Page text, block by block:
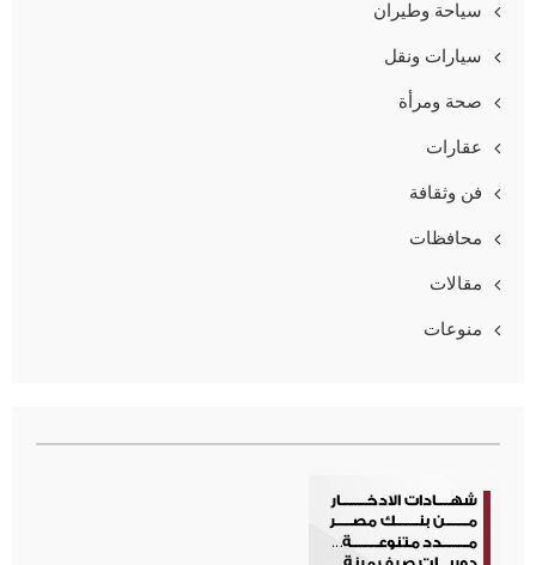
سياحة وطيران
سيارات ونقل
صحة ومرأة
عقارات
فن وثقافة
محافظات
مقالات
منوعات